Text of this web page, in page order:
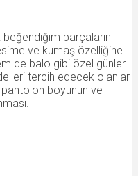
parçaların
ve kumaş özelliğine
de balo gibi özel günler
tercih edecek olanlar
boyunun ve